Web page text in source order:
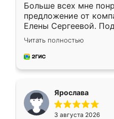
Больше всех мне
предложение от
Елены Сергеевой.
короткие сроки
для замера
предложил по моему
Читать полностью
Ярослава
3 августа 2026